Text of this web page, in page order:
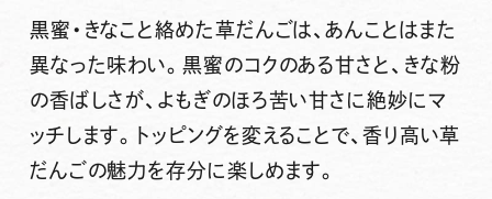
黒蜜・きなこと絡めた草だんごは、あんことはまた
異なった味わい。黒蜜のコクのある甘さと、きな粉
の香ばしさが、よもぎのほろ苦い甘さに絶妙にマ
ッチします。トッピングを変えることで、香り高い草
だんごの魅力を存分に楽しめます。